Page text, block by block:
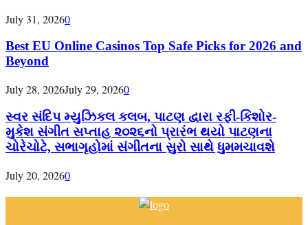
July 31, 20260
Best EU Online Casinos Top Safe Picks for 2026 and
Beyond
July 28, 2026July 29, 20260
સ્વર સંદિપ મ્યુઝિકલ કલબ, પાટણ દ્વારા રફી-કિશોર-
મુકેશ સંગીત સપ્તાહ ૨૦૨૬નો પ્રારંભ થયો પાટણના
ચોરેચોટે, સભાગૃહોમાં સંગીતના સુરો સાથે ધુમમચાવશે
July 20, 20260